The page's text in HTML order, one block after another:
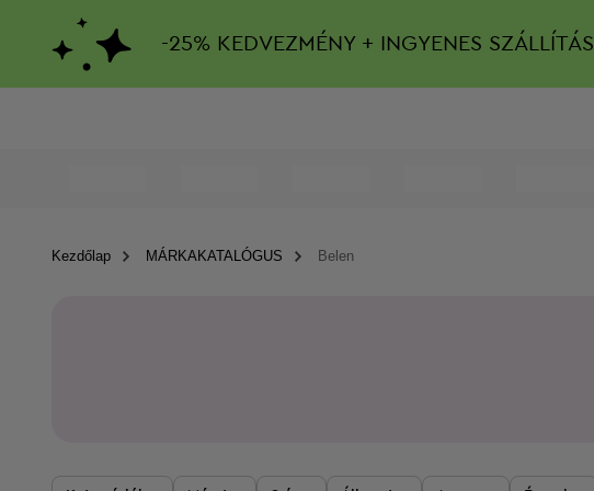
-25% KEDVEZMÉNY + INGYENES SZÁLLÍTÁS
Kezdőlap MÁRKAKATALÓGUS Belen